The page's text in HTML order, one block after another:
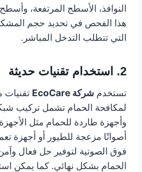
النوافذ، الأسطح المرتفعة،
هذا الفحص في تحديد حجم
التي تتطلب التدخل المباشر.
2. استخدام تقنيات حديثة
تستخدم شركة EcoCare
تقنيات
لمكافحة الحمام تشمل تركيب
وأجهزة طاردة للحمام مثل
أصواتًا مزعجة للطيور أو أجهزة
فوق الصوتية لتوفير حل فعال
الحمام بشكل نهائي. كما يمكن